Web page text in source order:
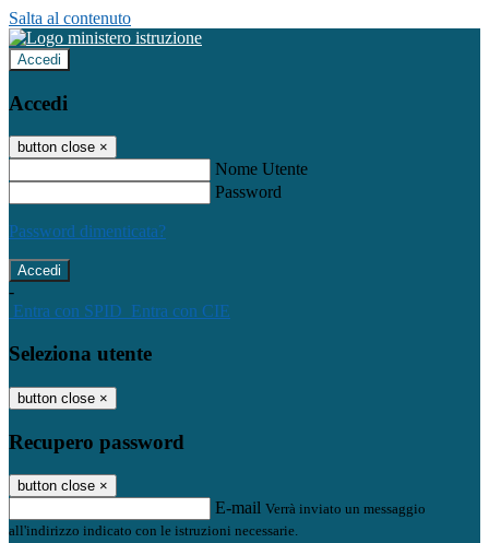
Salta al contenuto
Accedi
Accedi
button close ×
Nome Utente
Password
Password dimenticata?
-
Entra con SPID Entra con CIE
Seleziona utente
button close ×
Recupero password
button close ×
E-mail Verrà inviato un messaggio
all'indirizzo indicato con le istruzioni necessarie.